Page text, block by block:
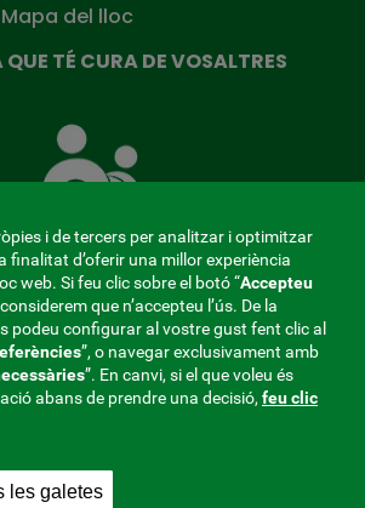
Mapa del lloc
TÉ CURA DE VOSALTRES
Mútua
que
de
tu
i de tercers per analitzar i optimitzar
finalitat d’oferir una millor experiència
web. Si feu clic sobre el botó “Accepteu
considerem que n’accepteu l’ús. De la
podeu configurar al vostre gust fent clic al
”, o navegar exclusivament amb
”. En canvi, si el que voleu és
abans de prendre una decisió, feu clic
les galetes